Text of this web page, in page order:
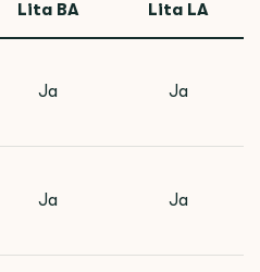
Lita BA Lita LA
Ja Ja
Ja Ja